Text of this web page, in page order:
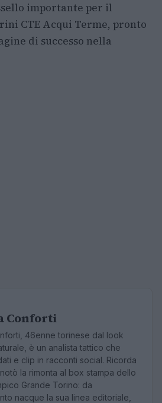
importante per il
CTE Acqui Terme, pronto
di successo nella
Conforti
46enne torinese dal look
è un analista tattico che
e clip in racconti social. Ricorda
la rimonta al box stampa dello
Grande Torino: da
nacque la sua linea editoriale,